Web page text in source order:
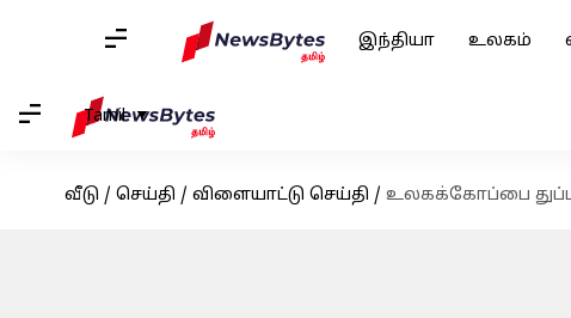
இந்தியா உலகம்
Tamil
வீடு / செய்தி / விளையாட்டு செய்தி / உலகக்கோப்பை